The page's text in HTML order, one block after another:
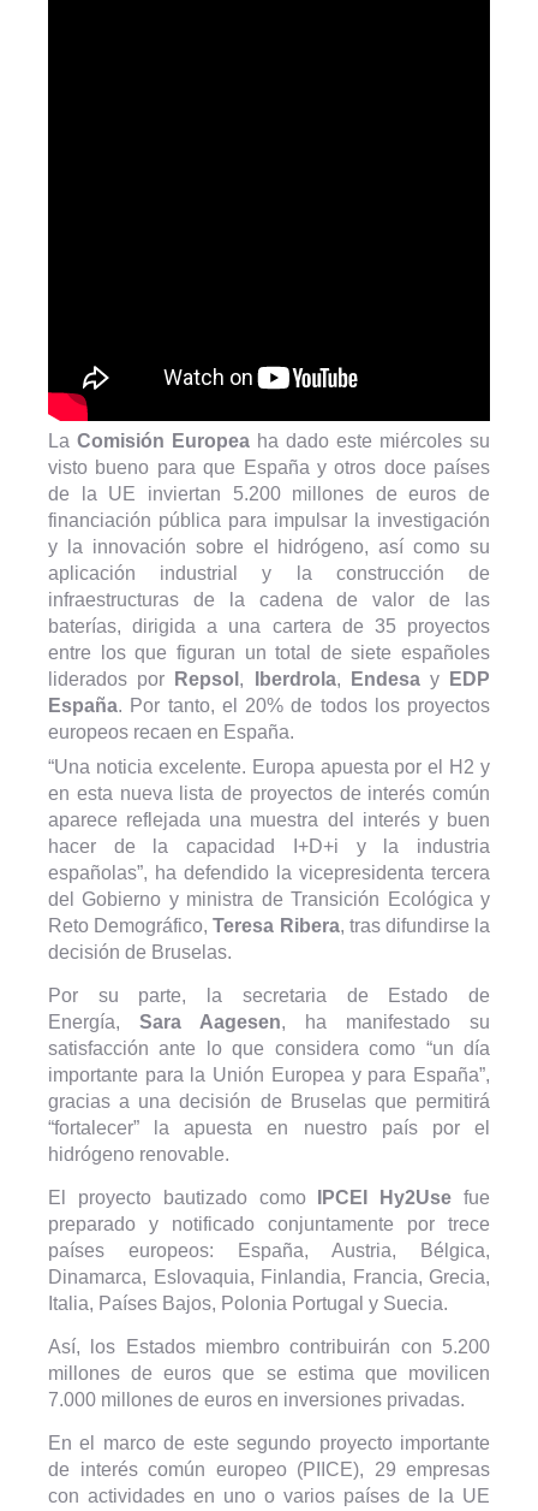
La Comisión Europea ha dado este miércoles su
visto bueno para que España y otros doce países
de la UE inviertan 5.200 millones de euros de
financiación pública para impulsar la investigación
y la innovación sobre el hidrógeno, así como su
aplicación industrial y la construcción de
infraestructuras de la cadena de valor de las
baterías, dirigida a una cartera de 35 proyectos
entre los que figuran un total de siete españoles
liderados por
Repsol , Iberdrola, Endesay
EDP
España. Por tanto, el 20% de todos los proyectos
europeos recaen en España.
“Una noticia excelente. Europa apuesta por el H2 y
en esta nueva lista de proyectos de interés común
aparece reflejada una muestra del interés y buen
hacer de la capacidad I+D+i y la industria
españolas”, ha defendido la vicepresidenta tercera
del Gobierno y ministra de Transición Ecológica y
Reto Demográfico,Teresa Ribera, tras difundirse la
decisión de Bruselas.
Por su parte, la secretaria de Estado de
Energía, Sara Aagesen, ha manifestado su
satisfacción ante lo que considera como “un día
importante para la Unión Europea y para España”,
gracias a una decisión de Bruselas que permitirá
“fortalecer” la apuesta en nuestro país por el
hidrógeno renovable.
El proyecto bautizado como IPCEI Hy2Use fue
preparado y notificado conjuntamente por trece
países europeos: España, Austria, Bélgica,
Dinamarca, Eslovaquia, Finlandia, Francia, Grecia,
Italia, Países Bajos, Polonia Portugal y Suecia.
Así, los Estados miembro contribuirán con 5.200
millones de euros que se estima que movilicen
7.000 millones de euros en inversiones privadas.
En el marco de este segundo proyecto importante
de interés común europeo (PIICE), 29 empresas
con actividades en uno o varios países de la UE